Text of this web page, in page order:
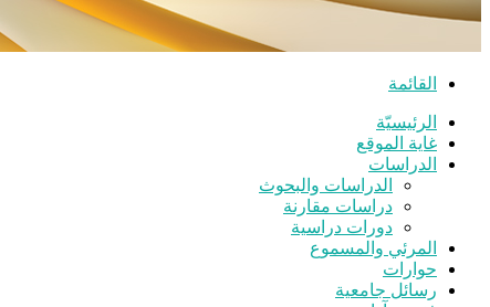
القائمة
الرئيسيّة
غاية الموقع
الدراسات
الدراسات والبحوث
دراسات مقارنة
دورات دراسية
المرئي والمسموع
حوارات
رسائل جامعية